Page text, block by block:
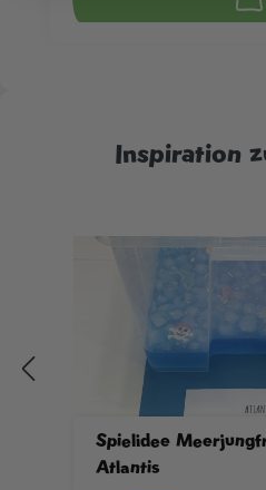
Inspiration
Spielidee
Atlantis